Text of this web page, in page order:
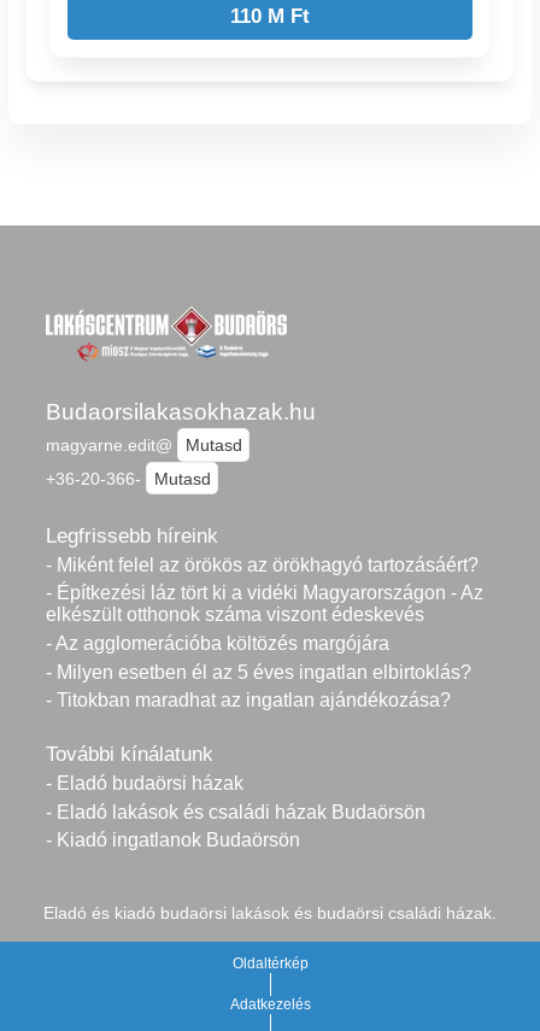
110 M Ft
Budaorsilakasokhazak.hu
magyarne.edit@
Mutasd
+36-20-366-
Mutasd
Legfrissebb híreink
- Miként felel az örökös az örökhagyó tartozásáért?
- Építkezési láz tört ki a vidéki Magyarországon - Az
elkészült otthonok száma viszont édeskevés
- Az agglomerációba költözés margójára
- Milyen esetben él az 5 éves ingatlan elbirtoklás?
- Titokban maradhat az ingatlan ajándékozása?
További kínálatunk
- Eladó budaörsi házak
- Eladó lakások és családi házak Budaörsön
- Kiadó ingatlanok Budaörsön
Eladó és kiadó budaörsi lakások és budaörsi családi házak.
Oldaltérkép
Adatkezelés